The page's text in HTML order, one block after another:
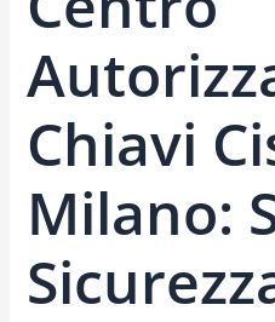
Chiavi
Milano: